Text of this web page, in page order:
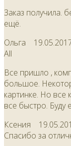
Заказ получила.
ещё.
Ольга
All
Все пришло ,
большое.
картинке. Но
все быстро. Буду
Ксения
Спасибо за